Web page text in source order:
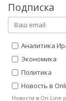
Подписка
Аналитика
Экономика
Политика
Новость в
Новости в On-Line